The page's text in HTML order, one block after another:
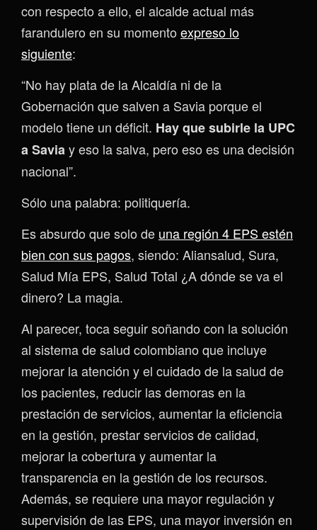
con respecto a ello, el alcalde actual más
farandulero en su momento expreso lo
siguiente:
“No hay plata de la Alcaldía ni de la
Gobernación que salven a Savia porque el
modelo tiene un déficit. Hay que subirle la UPC
a Saviay eso la salva, pero eso es una decisión
nacional”.
Sólo una palabra: politiquería.
Es absurdo que solo de una región 4 EPS estén
bien con sus pagos, siendo: Aliansalud, Sura,
Salud Mía EPS, Salud Total ¿A dónde se va el
dinero? La magia.
Al parecer, toca seguir soñando con la solución
al sistema de salud colombiano que incluye
mejorar la atención y el cuidado de la salud de
los pacientes, reducir las demoras en la
prestación de servicios, aumentar la eficiencia
en la gestión, prestar servicios de calidad,
mejorar la cobertura y aumentar la
transparencia en la gestión de los recursos.
Además, se requiere una mayor regulación y
supervisión de las EPS, una mayor inversión en